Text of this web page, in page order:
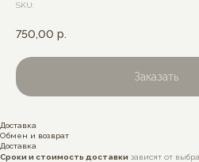
SKU:
750,00 р.
Заказать
Доставка
Обмен и возврат
Доставка
Сроки и стоимость доставки зависят от